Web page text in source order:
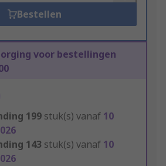
Bestellen
voor bestellingen
199 stuk(s) vanaf 10
143 stuk(s) vanaf 10